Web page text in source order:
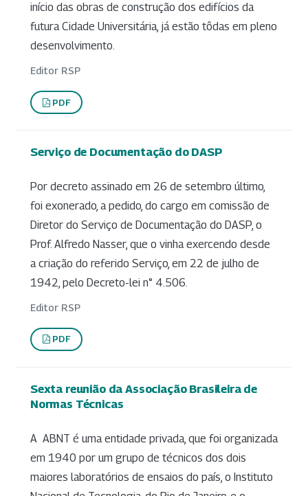
início das obras de construção dos edifícios da
futura Cidade Universitária, já estão tôdas em pleno
desenvolvimento.
Editor RSP
PDF
Serviço de Documentação do DASP
Por decreto assinado em 26 de setembro último,
foi exonerado, a pedido, do cargo em comissão de
Diretor do Serviço de Documentação do DASP, o
Prof. Alfredo Nasser, que o vinha exercendo desde
a criação do referido Serviço, em 22 de julho de
1942, pelo Decreto-lei n° 4.506.
Editor RSP
PDF
Sexta reunião da Associação Brasileira de
Normas Técnicas
A ABNT é uma entidade privada, que foi organizada
em 1940 por um grupo de técnicos dos dois
maiores laboratórios de ensaios do país, o Instituto